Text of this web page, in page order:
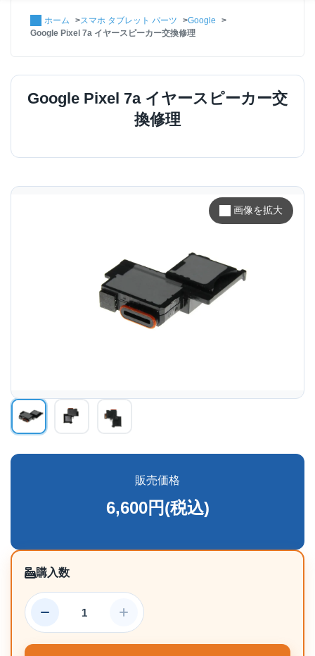
ホーム スマホ タブレット パーツ
Google
Google Pixel 7a イヤースピーカー交換修理
Google Pixel 7a イヤースピーカー交
換修理
画像を拡大
販売価格
6,600円(税込)
購入数